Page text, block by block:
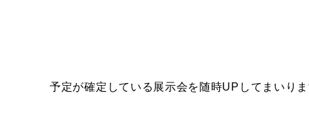
予定が確定している展示会を随時UPしてまいり